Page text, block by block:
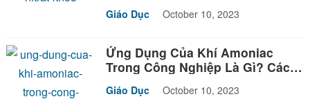
Giáo Dục October 10, 2023
Ứng Dụng Của Khí Amoniac
Trong Công Nghiệp Là Gì? Các
Giáo Dục October 10, 2023